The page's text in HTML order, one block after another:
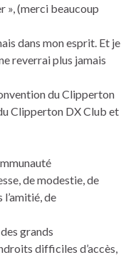
», (merci beaucoup
dans mon esprit. Et je
reverrai plus jamais
du Clipperton
Clipperton DX Club et
de modestie, de
de
grands
difficiles d’accès,